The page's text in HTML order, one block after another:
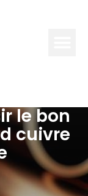
le bon
cuivre